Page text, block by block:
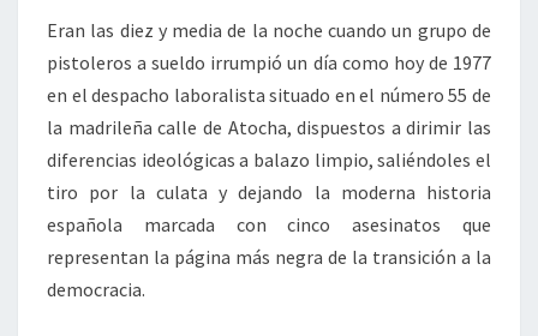
Eran las diez y media de la noche cuando un grupo de
pistoleros a sueldo irrumpió un día como hoy de 1977
en el despacho laboralista situado en el número 55 de
la madrileña calle de Atocha, dispuestos a dirimir las
diferencias ideológicas a balazo limpio, saliéndoles el
tiro por la culata y dejando la moderna historia
española marcada con cinco asesinatos que
representan la página más negra de la transición a la
democracia.